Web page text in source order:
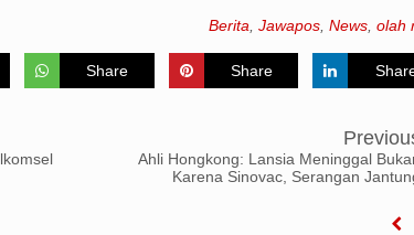
Berita Jawapos News olah
Share Share
Ahli Hongkong: Lansia Meninggal
Karena Sinovac, Serangan